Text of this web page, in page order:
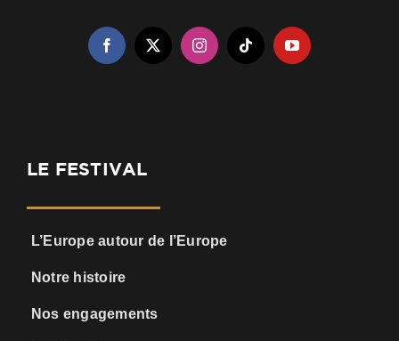
LE FESTIVAL
L’Europe autour de l’Europe
Notre histoire
Nos engagements